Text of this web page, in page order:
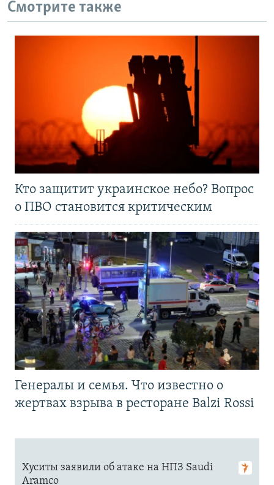
Смотрите также
Кто защитит украинское небо? Вопрос
о ПВО становится критическим
Генералы и семья. Что известно о
жертвах взрыва в ресторане Balzi Rossi